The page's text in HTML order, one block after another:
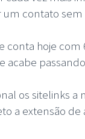
contato
conta hoje
acabe
os sitelinks
a extensão